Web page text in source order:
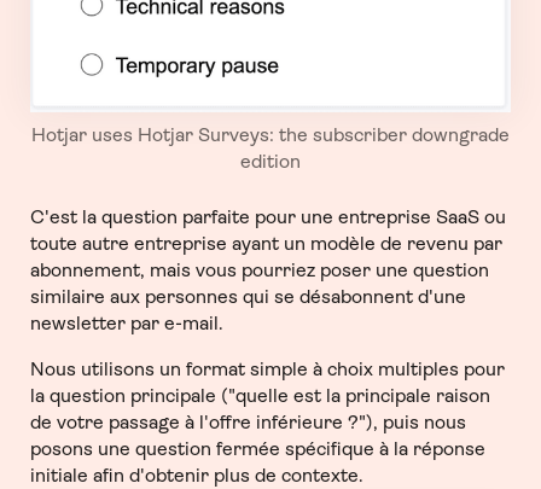
Hotjar uses Hotjar Surveys: the subscriber downgrade
edition
C'est la question parfaite pour une entreprise SaaS ou
toute autre entreprise ayant un modèle de revenu par
abonnement, mais vous pourriez poser une question
similaire aux personnes qui se désabonnent d'une
newsletter par e-mail.
Nous utilisons un format simple à choix multiples pour
la question principale ("quelle est la principale raison
de votre passage à l'offre inférieure ?"), puis nous
posons une question fermée spécifique à la réponse
initiale afin d'obtenir plus de contexte.